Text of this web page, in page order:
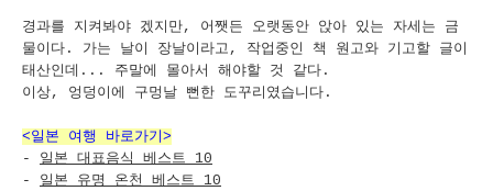
경과를 지켜봐야 겠지만, 어쨋든 오랫동안 앉아 있는 자세는 금
물이다. 가는 날이 장날이라고, 작업중인 책 원고와 기고할 글이
태산인데... 주말에 몰아서 해야할 것 같다.
이상, 엉덩이에 구멍날 뻔한 도꾸리였습니다.
<일본 여행 바로가기>
- 일본 대표음식 베스트 10
- 일본 유명 온천 베스트 10